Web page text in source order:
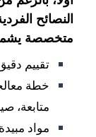
النصائح
متخصصة
تقييم
خطة
متابعة،
مواد